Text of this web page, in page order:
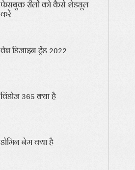
फेसबुक रीलों को कैसे शेड्यूल
करें
वेब डिजाइन ट्रेंड 2022
विंडोज 365 क्या है
डोमिन नेम क्या है